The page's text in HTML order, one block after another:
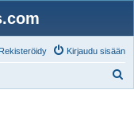
Kirjaudu sisään
Rekisteröidy